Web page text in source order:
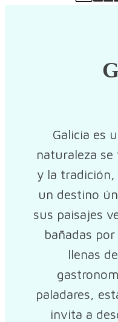
Galicia es
naturaleza
y la
un destino
sus paisajes
bañadas
llenas
paladares,
invita a